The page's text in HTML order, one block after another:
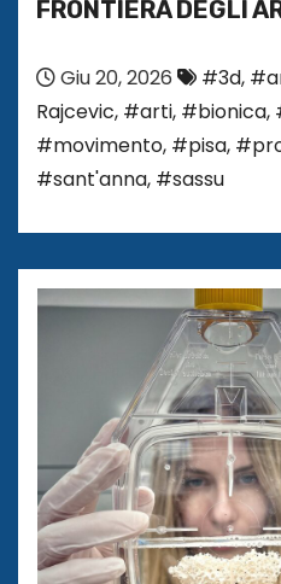
FRONTIERA DEGLI
Giu 20, 2026 #3d,
Rajcevic, #arti, #bionica,
#movimento, #pisa,
#sant'anna, #sassu